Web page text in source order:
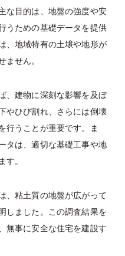
な目的は、地盤の強度や安
うための基礎データを提供
、地域特有の土壌や地形が
ません。
、建物に深刻な影響を及ぼ
やひび割れ、さらには倒壊
行うことが重要です。ま
タは、適切な基礎工事や地
す。
、粘土質の地盤が広がって
しました。この調査結果を
無事に安全な住宅を建設す